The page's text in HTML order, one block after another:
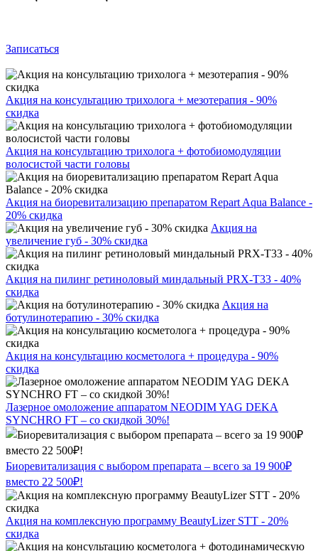
Записаться
Акция на консультацию трихолога + мезотерапия - 90%
скидка
Акция на консультацию трихолога + фотобиомодуляции
волосистой части головы
Акция на биоревитализацию препаратом Repart Aqua Balance -
20% скидка
Акция на
увеличение губ - 30% скидка
Акция на пилинг ретиноловый миндальный PRX-T33 - 40%
скидка
Акция на
ботулинотерапию - 30% скидка
Акция на консультацию косметолога + процедура - 90%
скидка
Лазерное омоложение аппаратом NEODIM YAG DEKA
SYNCHRO FT – со скидкой 30%!
Биоревитализация с выбором препарата – всего за 19 900₽
вместо 22 500₽!
Акция на комплексную программу BeautyLizer STT - 20%
скидка